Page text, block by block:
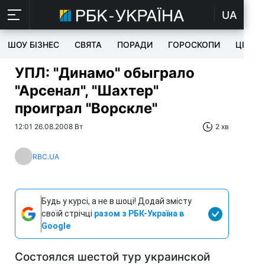
UA
ШОУ БІЗНЕС СВЯТА ПОРАДИ ГОРОСКОПИ ЦІКАВЕ
УПЛ: "Динамо" обыграло
"Арсенал", "Шахтер"
проиграл "Ворскле"
12:01 26.08.2008 Вт 2 хв
RBC.UA
Будь у курсі, а не в шоці! Додай змісту
своїй стрічці разом з РБК-Україна в
Google
Состоялся шестой тур украинской